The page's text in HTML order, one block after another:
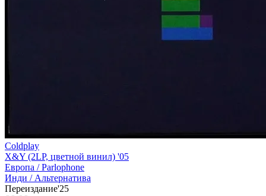
Coldplay
X&Y (2LP, цветной винил) '05
Европа /Parlophone
Инди / Альтернатива
Переиздание'25